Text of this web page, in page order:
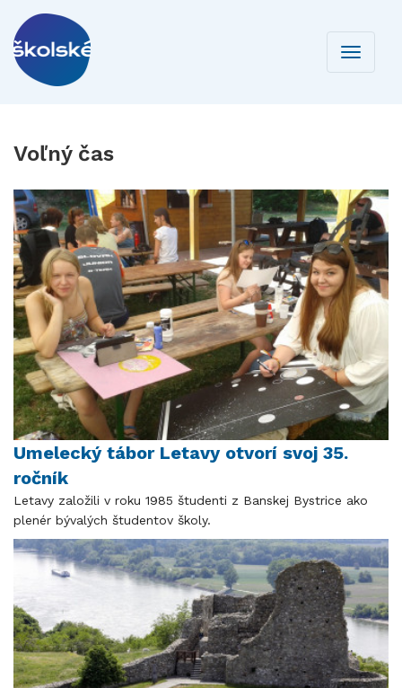
Toggle
Voľný čas
Umelecký tábor Letavy otvorí svoj 35.
ročník
Letavy založili v roku 1985 študenti z Banskej Bystrice ako
plenér bývalých študentov školy.